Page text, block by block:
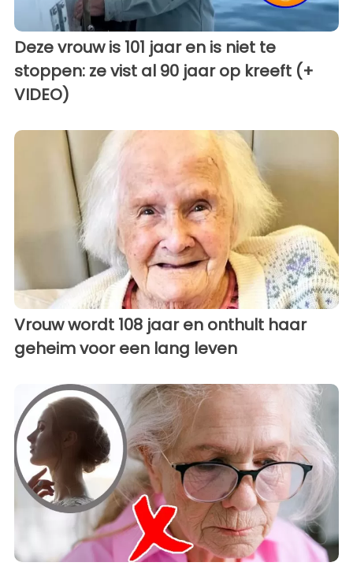
Deze vrouw is 101 jaar en is niet te
stoppen: ze vist al 90 jaar op kreeft (+
VIDEO)
Vrouw wordt 108 jaar en onthult haar
geheim voor een lang leven